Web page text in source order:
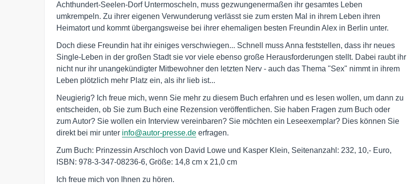
Achthundert-Seelen-Dorf Untermoscheln, muss gezwungenermaßen ihr gesamtes Leben
umkrempeln. Zu ihrer eigenen Verwunderung verlässt sie zum ersten Mal in ihrem Leben ihren
Heimatort und kommt übergangsweise bei ihrer ehemaligen besten Freundin Alex in Berlin unter.
Doch diese Freundin hat ihr einiges verschwiegen... Schnell muss Anna feststellen, dass ihr neues
Single-Leben in der großen Stadt sie vor viele ebenso große Herausforderungen stellt. Dabei raubt ihr
nicht nur ihr unangekündigter Mitbewohner den letzten Nerv - auch das Thema "Sex" nimmt in ihrem
Leben plötzlich mehr Platz ein, als ihr lieb ist...
Neugierig? Ich freue mich, wenn Sie mehr zu diesem Buch erfahren und es lesen wollen, um dann zu
entscheiden, ob Sie zum Buch eine Rezension veröffentlichen. Sie haben Fragen zum Buch oder
zum Autor? Sie wollen ein Interview vereinbaren? Sie möchten ein Leseexemplar? Dies können Sie
direkt bei mir unter info@autor-presse.de erfragen.
Zum Buch: Prinzessin Arschloch von David Lowe und Kasper Klein, Seitenanzahl: 232, 10,- Euro,
ISBN: 978-3-347-08236-6, Größe: 14,8 cm x 21,0 cm
Ich freue mich von Ihnen zu hören.